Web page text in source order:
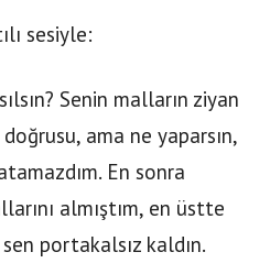
sesiyle:
Senin malların ziyan
doğrusu, ama ne yaparsın,
En sonra
almıştım, en üstte
portakalsız kaldın.